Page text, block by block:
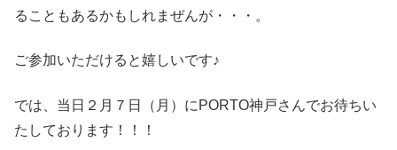
ることもあるかもしれまぜんが・・・。
ご参加いただけると嬉しいです♪
では、当日２月７日（月）にPORTO神戸さんでお待ちい
たしております！！！